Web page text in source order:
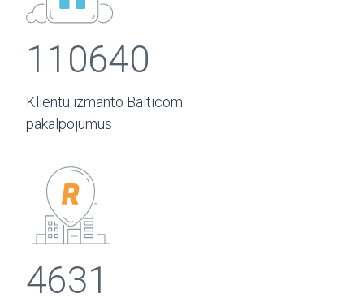
110640
Klientu izmanto Balticom
pakalpojumus
4631